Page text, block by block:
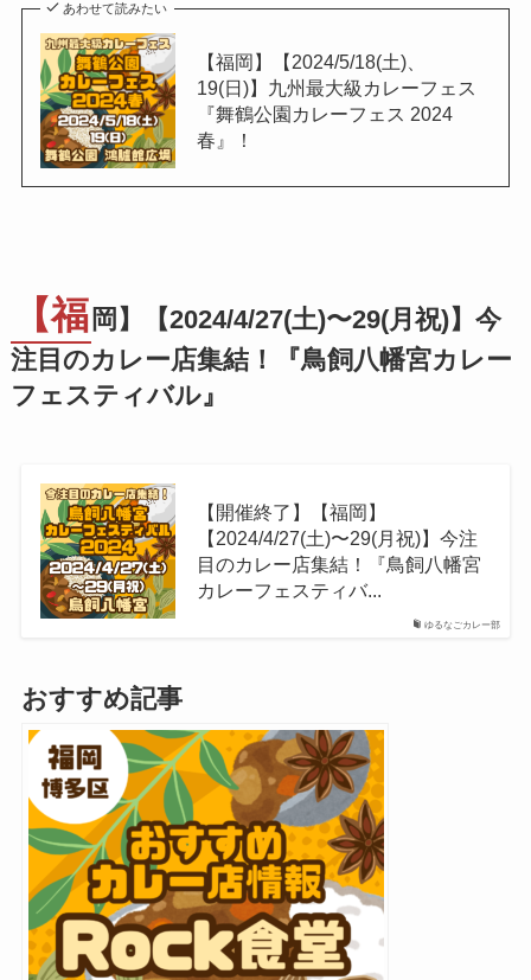
あわせて読みたい
【福岡】【2024/5/18(土)、
19(日)】九州最大級カレーフェス
『舞鶴公園カレーフェス 2024
春』！
【福 岡】【2024/4/27(土)〜29(月祝)】今
注目のカレー店集結！『鳥飼八幡宮カレー
フェスティバル』
ゆるなごカレー部
【開催終了】【福岡】
【2024/4/27(土)〜29(月祝)】今注
目のカレー店集結！『鳥飼八幡宮
カレーフェスティバ...
おすすめ記事